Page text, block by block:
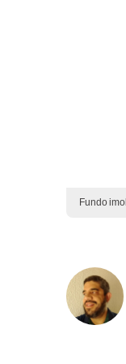
Fundo